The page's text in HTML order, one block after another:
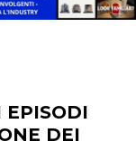
EPISODI
DEI